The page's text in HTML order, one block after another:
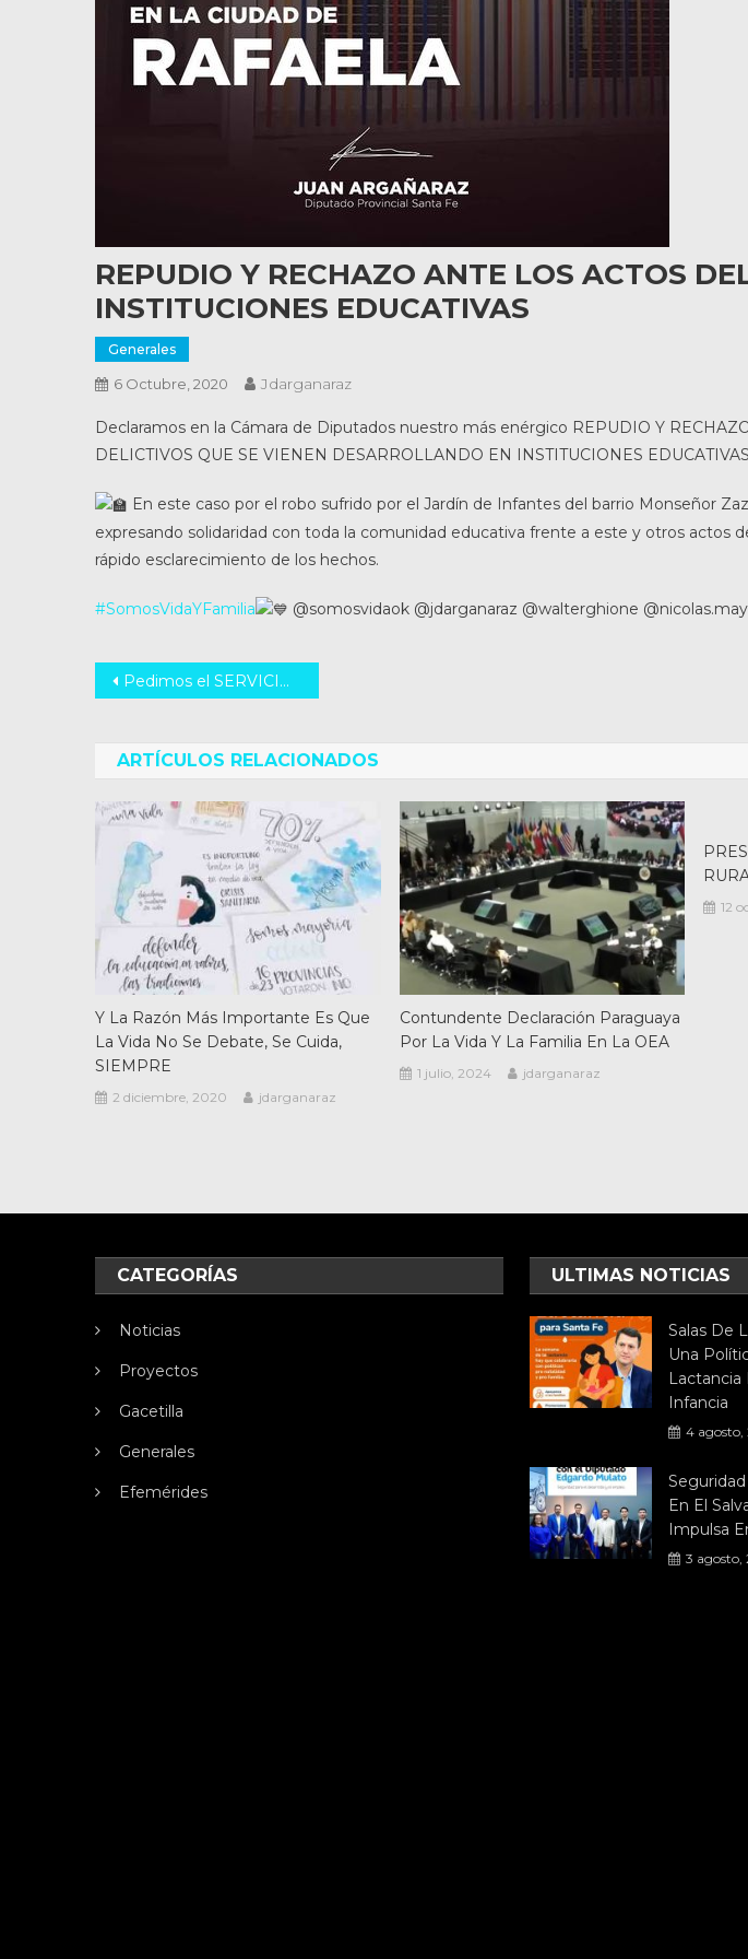
REPUDIO Y RECHAZO ANTE LOS ACTOS
INSTITUCIONES EDUCATIVAS
Generales
6 Octubre, 2020 Jdarganaraz
Declaramos en la Cámara de Diputados nuestro más enérgico REPUDIO Y
DELICTIVOS QUE SE VIENEN DESARROLLANDO EN INSTITUCIONES
En este caso por el robo sufrido por el Jardín de Infantes del barrio Monseñor
expresando solidaridad con toda la comunidad educativa frente a este y otros actos
rápido esclarecimiento de los hechos.
#SomosVidaYFamilia @somosvidaok @jdarganaraz @walterghione
Navegación
entradas
Pedimos el SERVICIO TRÁMITES DE DNI en Lehmann
ARTÍCULOS RELACIONADOS
Y La Razón Más Importante Es Que
La Vida No Se Debate, Se Cuida,
SIEMPRE
2 diciembre, 2020 jdarganaraz
Contundente Declaración Paraguaya
Por La Vida Y La Familia En La OEA
1 julio, 2024 jdarganaraz
12
CATEGORÍAS
Noticias
Proyectos
Gacetilla
Generales
Efemérides
ULTIMAS NOTICIAS
Salas De
Una
Lactancia
Infancia
4 agosto,
En El
Impulsa
3 agosto,